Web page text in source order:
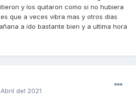
y los quitaron como si no hubiera
que a veces vibra mas y otros dias
a ido bastante bien y a ultima hora
del 2021